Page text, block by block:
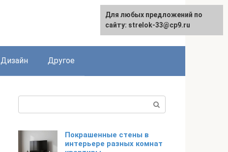
Дизайн Другое
Покрашенные стены в
интерьере разных комнат
Для любых предложений по
сайту: strelok-33@cp9.ru
Для любых предложений по
сайту: strelok-33@cp9.ru